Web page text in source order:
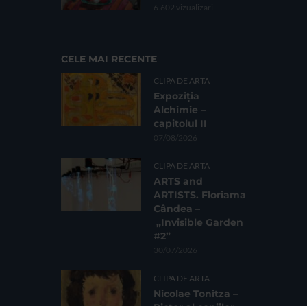
6.602 vizualizari
CELE MAI RECENTE
CLIPA DE ARTA
Expoziția
Alchimie –
capitolul II
07/08/2026
CLIPA DE ARTA
ARTS and
ARTISTS. Floriama
Cândea –
„Invisible Garden
#2”
30/07/2026
CLIPA DE ARTA
Nicolae Tonitza –